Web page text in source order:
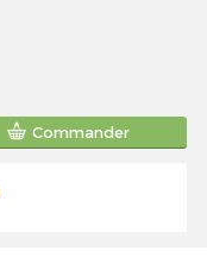
Commander